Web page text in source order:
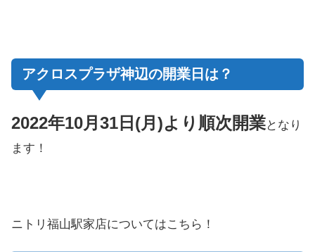
アクロスプラザ神辺の開業日は？
2022年10月31日(月)より順次開業となり
ます！
ニトリ福山駅家店についてはこちら！